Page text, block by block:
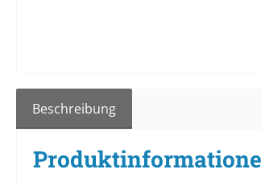
Beschreibung